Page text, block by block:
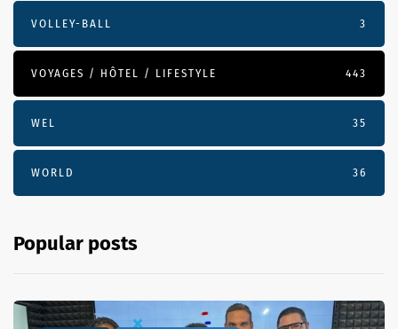
VOLLEY-BALL 3
VOYAGES / HÔTEL / LIFESTYLE 443
WEL 35
WORLD 36
Popular posts